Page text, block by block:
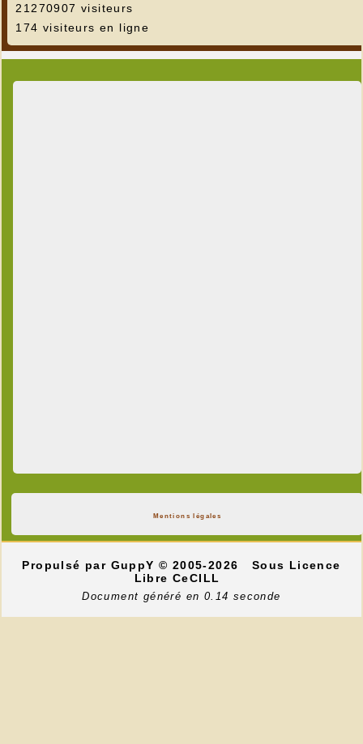
21270907 visiteurs
174 visiteurs en ligne
Mentions légales
Propulsé par GuppY© 2005-2026
Sous Licence
Libre CeCILL
Document généré en 0.14 seconde